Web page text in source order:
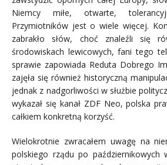
Niemcy miłe, otwarte,
Przymiotników jest o wiele więcej.
zabrakło słów, choć znaleźli się
środowiskach lewicowych, fani tego
sprawie zapowiada Reduta Dobrego
zajęła się również historyczną
jednak z nadgorliwości w służbie
wykazał się kanał ZDF Neo, polska
całkiem konkretną korzyść.
Wielokrotnie zwracałem uwagę na
polskiego rządu po październikowych